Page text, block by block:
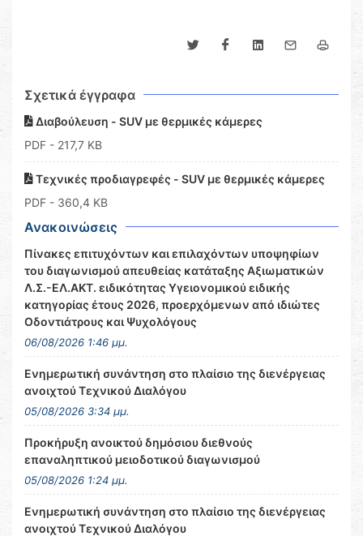
Σχετικά έγγραφα
Διαβούλευση - SUV με θερμικές κάμερες
PDF - 217,7 KB
Τεχνικές προδιαγρεφές - SUV με θερμικές κάμερες
PDF - 360,4 KB
Ανακοινώσεις
Πίνακες επιτυχόντων και επιλαχόντων υποψηφίων
του διαγωνισμού απευθείας κατάταξης Αξιωματικών
Λ.Σ.-ΕΛ.ΑΚΤ. ειδικότητας Υγειονομικού ειδικής
κατηγορίας έτους 2026, προερχόμενων από ιδιώτες
Οδοντιάτρους και Ψυχολόγους
06/08/2026 1:46 μμ.
Ενημερωτική συνάντηση στο πλαίσιο της διενέργειας
ανοιχτού Τεχνικού Διαλόγου
05/08/2026 3:34 μμ.
Προκήρυξη ανοικτού δημόσιου διεθνούς
επαναληπτικού μειοδοτικού διαγωνισμού
05/08/2026 1:24 μμ.
Ενημερωτική συνάντηση στο πλαίσιο της διενέργειας
ανοιχτού Τεχνικού Διαλόγου